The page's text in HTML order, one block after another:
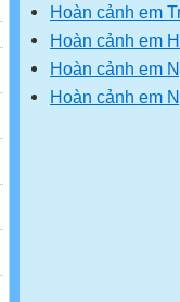
Hoàn cảnh em
Hoàn cảnh em
Hoàn cảnh em
Hoàn cảnh em